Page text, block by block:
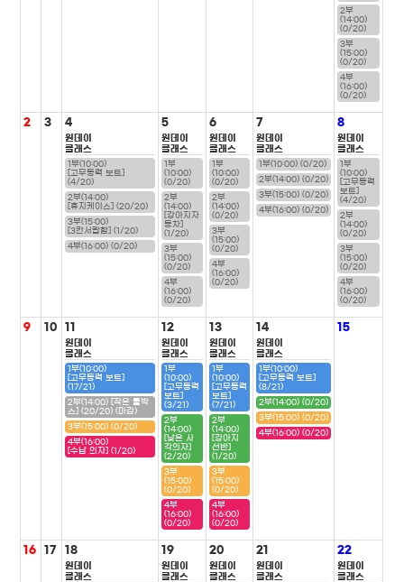
2부
(14:00)
(0/20)
3부
(15:00)
(0/20)
4부
(16:00)
(0/20)
2 3 4
원데이
클래스
1부(10:00)
[고무동력 보트]
(4/20)
2부(14:00)
[휴지케이스] (20/20)
3부(15:00)
[3칸서랍함] (1/20)
4부(16:00) (0/20)
5
원데이
클래스
1부
(10:00)
(0/20)
2부
(14:00)
[강아지자
동차]
(1/20)
3부
(15:00)
(0/20)
4부
(16:00)
(0/20)
6
원데이
클래스
1부
(10:00)
(0/20)
2부
(14:00)
(0/20)
3부
(15:00)
(0/20)
4부
(16:00)
(0/20)
7
원데이
클래스
1부(10:00) (0/20)
2부(14:00) (0/20)
3부(15:00) (0/20)
4부(16:00) (0/20)
8
원데이
클래스
1부
(10:00)
[고무동력
보트]
(4/20)
2부
(14:00)
(0/20)
3부
(15:00)
(0/20)
4부
(16:00)
(0/20)
9 10 11
원데이
클래스
1부(10:00)
[고무동력 보트]
(17/21)
2부(14:00) [작은 툴박
스] (20/20) (마감)
3부(15:00) (0/20)
4부(16:00)
[수납 의자] (1/20)
12
원데이
클래스
1부
(10:00)
[고무동력
보트]
(3/21)
2부
(14:00)
[낮은 사
각의자]
(2/20)
3부
(15:00)
(0/20)
4부
(16:00)
(0/20)
13
원데이
클래스
1부
(10:00)
[고무동력
보트]
(7/21)
2부
(14:00)
[강아지
선반]
(1/20)
3부
(15:00)
(0/20)
4부
(16:00)
(0/20)
14
원데이
클래스
1부(10:00)
[고무동력 보트]
(8/21)
2부(14:00) (0/20)
3부(15:00) (0/20)
4부(16:00) (0/20)
15
16 17 18
원데이
클래스
19
원데이
클래스
20
원데이
클래스
21
원데이
클래스
22
원데이
클래스